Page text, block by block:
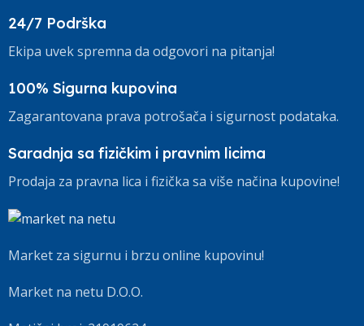
24/7 Podrška
Ekipa uvek spremna da odgovori na pitanja!
100% Sigurna kupovina
Zagarantovana prava potrošača i sigurnost podataka.
Saradnja sa fizičkim i pravnim licima
Prodaja za pravna lica i fizička sa više načina kupovine!
Market za sigurnu i brzu online kupovinu!
Market na netu D.O.O.